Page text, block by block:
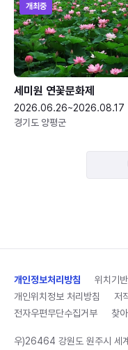
개최중
세미원 연꽃문화제
2026.06.26~2026.08.17
경기도 양평군
개인정보처리방침
위치기
개인위치정보 처리방침
저
전자우편무단수집거부
찾
우)26464 강원도 원주시 세